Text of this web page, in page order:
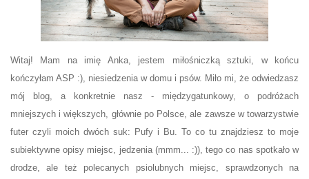
Witaj! Mam na imię Anka, jestem miłośniczką sztuki, w końcu
kończyłam ASP :), niesiedzenia w domu i psów. Miło mi, że odwiedzasz
mój blog, a konkretnie nasz - międzygatunkowy, o podróżach
mniejszych i większych, głównie po Polsce, ale zawsze w towarzystwie
futer czyli moich dwóch suk: Pufy i Bu. To co tu znajdziesz to moje
subiektywne opisy miejsc, jedzenia (mmm... :)), tego co nas spotkało w
drodze, ale też polecanych psiolubnych miejsc, sprawdzonych na